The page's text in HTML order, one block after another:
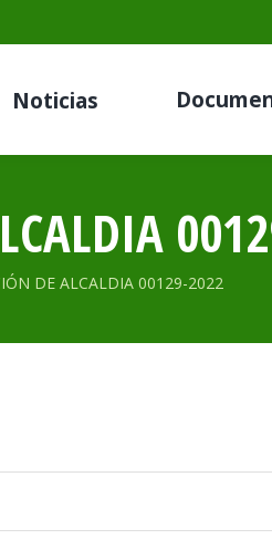
Noticias
DE ALCALDIA 00129-2022